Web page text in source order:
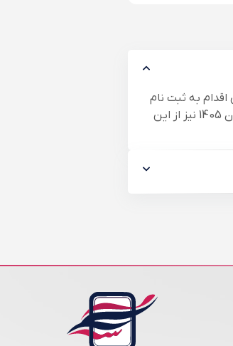
به ثبت نام
در تورهای مسافرتی تابستان می کنند چون فصل مدارس تمام شده و خانواده ها فرصت سفر پیدا می کنند. تورهای تابستان 1405 نیز از این